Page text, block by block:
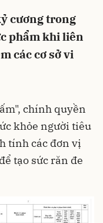
cương trong
phẩm khi liên
các cơ sở vi
chính quyền
khỏe người tiêu
tính các đơn vị
tạo sức răn đe
Hủy